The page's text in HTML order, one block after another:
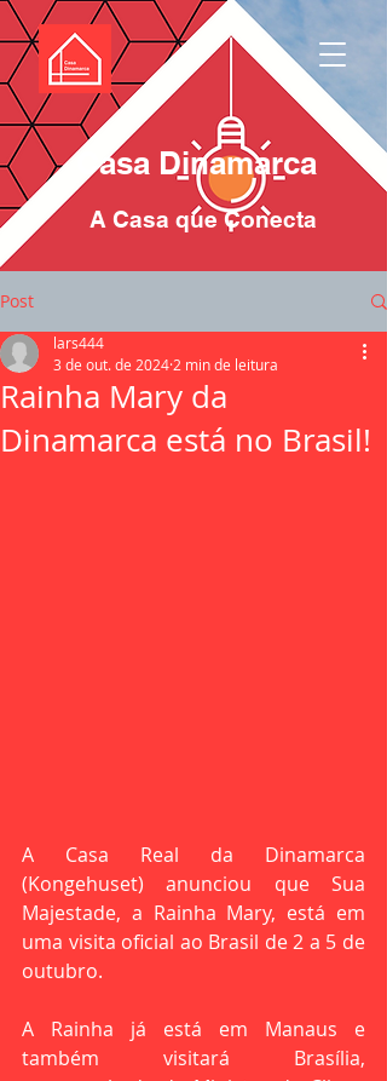
Casa Dinamarca
A Casa que Conecta
Post
Rainha Mary da
Dinamarca está no Brasil!
lars444
3 de out. de 2024 2 min de leitura
A Casa Real da Dinamarca
(Kongehuset) anunciou que Sua
Majestade, a Rainha Mary, está em
uma visita oficial ao Brasil de 2 a 5 de
outubro.
A Rainha já está em Manaus e
também visitará Brasília,